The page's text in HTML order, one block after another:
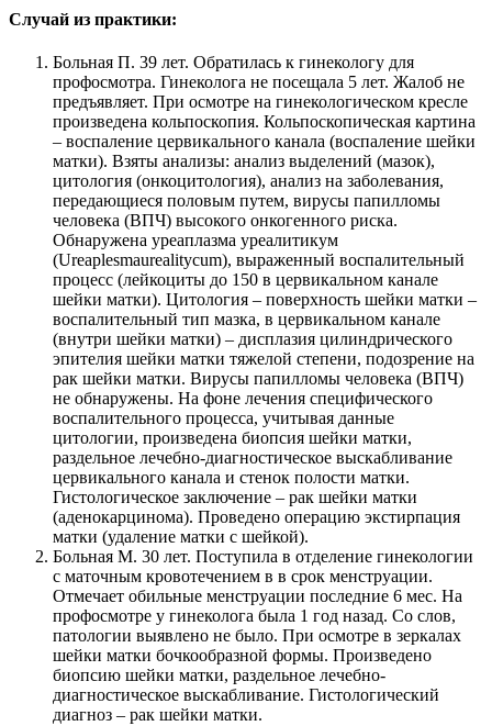
Случай из практики:
Больная П. 39 лет. Обратилась к гинекологу для
профосмотра. Гинеколога не посещала 5 лет. Жалоб не
предъявляет. При осмотре на гинекологическом кресле
произведена кольпоскопия. Кольпоскопическая картина
– воспаление цервикального канала (воспаление шейки
матки). Взяты анализы: анализ выделений (мазок),
цитология (онкоцитология), анализ на заболевания,
передающиеся половым путем, вирусы папилломы
человека (ВПЧ) высокого онкогенного риска.
Обнаружена уреаплазма уреалитикум
(Ureaplesmaurealitycum), выраженный воспалительный
процесс (лейкоциты до 150 в цервикальном канале
шейки матки). Цитология – поверхность шейки матки –
воспалительный тип мазка, в цервикальном канале
(внутри шейки матки) – дисплазия цилиндрического
эпителия шейки матки тяжелой степени, подозрение на
рак шейки матки. Вирусы папилломы человека (ВПЧ)
не обнаружены. На фоне лечения специфического
воспалительного процесса, учитывая данные
цитологии, произведена биопсия шейки матки,
раздельное лечебно-диагностическое выскабливание
цервикального канала и стенок полости матки.
Гистологическое заключение – рак шейки матки
(аденокарцинома). Проведено операцию экстирпация
матки (удаление матки с шейкой).
Больная М. 30 лет. Поступила в отделение гинекологии
с маточным кровотечением в в срок менструации.
Отмечает обильные менструации последние 6 мес. На
профосмотре у гинеколога была 1 год назад. Со слов,
патологии выявлено не было. При осмотре в зеркалах
шейки матки бочкообразной формы. Произведено
биопсию шейки матки, раздельное лечебно-
диагностическое выскабливание. Гистологический
диагноз – рак шейки матки.